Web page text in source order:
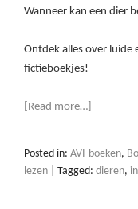
Wanneer kan een dier
Ontdek alles over luide
fictieboekjes!
[Read more…]
Posted in: AVI-boeken,
lezen
Tagged: dieren,